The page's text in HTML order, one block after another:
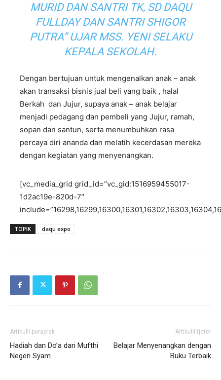
MURID DAN SANTRI TK, SD DAQU
FULLDAY DAN SANTRI SHIGOR
PUTRA” UJAR MSS. YENI SELAKU
KEPALA SEKOLAH.
Dengan bertujuan untuk mengenalkan anak – anak
akan transaksi bisnis jual beli yang baik , halal
Berkah dan Jujur, supaya anak – anak belajar
menjadi pedagang dan pembeli yang Jujur, ramah,
sopan dan santun, serta menumbuhkan rasa
percaya diri ananda dan melatih kecerdasan mereka
dengan kegiatan yang menyenangkan.
[vc_media_grid grid_id=”vc_gid:1516959455017-
1d2ac19e-820d-7″
TOPIK daqu expo
Artikulli paraprak
Hadiah dan Do’a dari Mufthi
Negeri Syam
Artikulli tjetër
Belajar Menyenangkan dengan
Buku Terbaik